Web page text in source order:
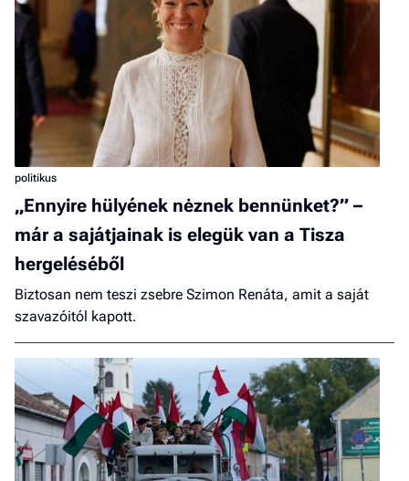
politikus
„Ennyire hülyének nėznek bennünket?” –
már a sajátjainak is elegük van a Tisza
hergeléséből
Biztosan nem teszi zsebre Szimon Renáta, amit a saját
szavazóitól kapott.